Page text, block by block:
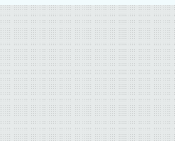
Aqui, a gente pensa nisso todos
os dias!Temos em nossa fórmula
colaboradores especiais e é com
eles que aprendemos a dar o
nosso melhor diariamente, nos